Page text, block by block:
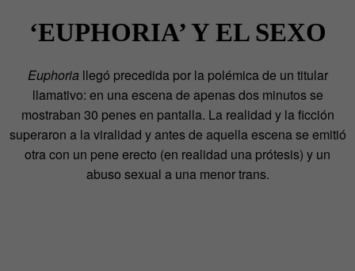
‘EUPHORIA’ Y EL SEXO
Euphoria llegó precedida por la polémica de un titular
llamativo: en una escena de apenas dos minutos se
mostraban 30 penes en pantalla. La realidad y la ficción
superaron a la viralidad y antes de aquella escena se emitió
otra con un pene erecto (en realidad una prótesis) y un
abuso sexual a una menor trans.